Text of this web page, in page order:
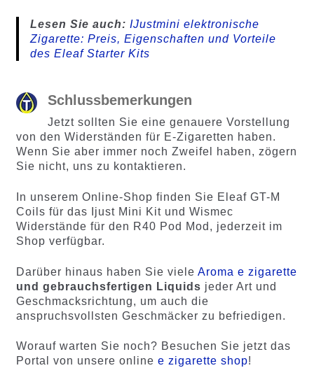
Lesen Sie auch: IJustmini elektronische
Zigarette: Preis, Eigenschaften und Vorteile
des Eleaf Starter Kits
Schlussbemerkungen
Jetzt sollten Sie eine genauere Vorstellung
von den Widerständen für E-Zigaretten haben.
Wenn Sie aber immer noch Zweifel haben, zögern
Sie nicht, uns zu kontaktieren.
In unserem Online-Shop finden Sie Eleaf GT-M
Coils für das Ijust Mini Kit und Wismec
Widerstände für den R40 Pod Mod, jederzeit im
Shop verfügbar.
Darüber hinaus haben Sie viele Aroma e zigarette
und gebrauchsfertigen Liquids jeder Art und
Geschmacksrichtung, um auch die
anspruchsvollsten Geschmäcker zu befriedigen.
Worauf warten Sie noch? Besuchen Sie jetzt das
Portal von unsere online e zigarette shop!